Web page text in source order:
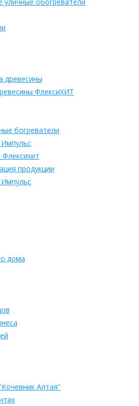
древесины
ФлексиХИТ
богреватели
продукции
дома
Алтая"